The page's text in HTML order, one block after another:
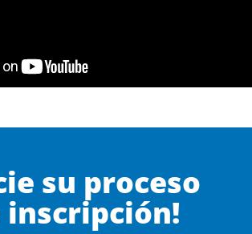
su proceso
inscripción!